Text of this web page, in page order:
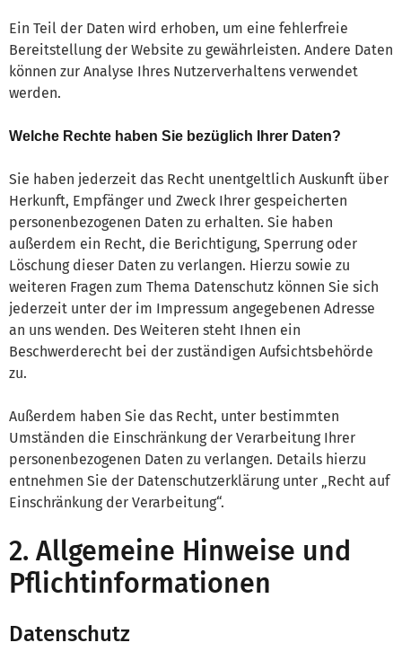
Ein Teil der Daten wird erhoben, um eine fehlerfreie
Bereitstellung der Website zu gewährleisten. Andere Daten
können zur Analyse Ihres Nutzerverhaltens verwendet
werden.
Welche Rechte haben Sie bezüglich Ihrer Daten?
Sie haben jederzeit das Recht unentgeltlich Auskunft über
Herkunft, Empfänger und Zweck Ihrer gespeicherten
personenbezogenen Daten zu erhalten. Sie haben
außerdem ein Recht, die Berichtigung, Sperrung oder
Löschung dieser Daten zu verlangen. Hierzu sowie zu
weiteren Fragen zum Thema Datenschutz können Sie sich
jederzeit unter der im Impressum angegebenen Adresse
an uns wenden. Des Weiteren steht Ihnen ein
Beschwerderecht bei der zuständigen Aufsichtsbehörde
zu.
Außerdem haben Sie das Recht, unter bestimmten
Umständen die Einschränkung der Verarbeitung Ihrer
personenbezogenen Daten zu verlangen. Details hierzu
entnehmen Sie der Datenschutzerklärung unter „Recht auf
Einschränkung der Verarbeitung“.
2. Allgemeine Hinweise und
Pflichtinformationen
Datenschutz